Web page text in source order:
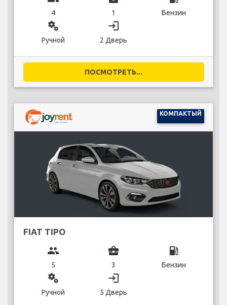
4 1 Бензин
miscellaneous_services
Ручной
login
2 Дверь
ПОСМОТРЕТЬ...
КОМПАКТЫЙ
FIAT TIPO
group
5
business_center
3
local_gas_station
Бензин
miscellaneous_services
Ручной
login
5 Дверь